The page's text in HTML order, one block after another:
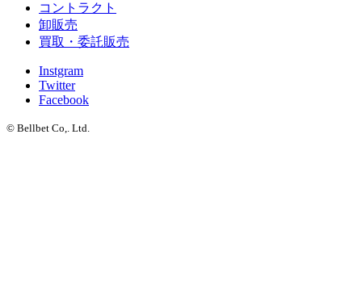
コントラクト
卸販売
買取・委託販売
Instgram
Twitter
Facebook
© Bellbet Co,. Ltd.